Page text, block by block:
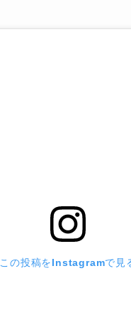
この投稿をInstagramで見